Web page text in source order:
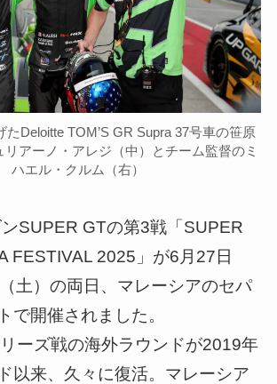
たDeloitte TOM’S GR Supra 37号車の笹原
アーノ・アレジ（中）とチーム監督のミ
ハエル・クルム（右）
SUPER GTの第3戦「SUPER
FESTIVAL 2025」が6月27日
土）の両日、マレーシアのセパ
で開催されました。
ーズ戦の海外ラウンドが2019年
以来、久々に復活。マレーシア